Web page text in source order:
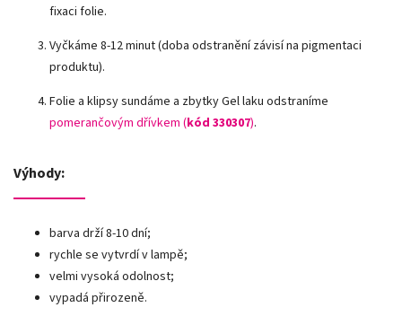
fixaci folie.
Vyčkáme 8-12 minut (doba odstranění závisí na pigmentaci
produktu).
Folie a klipsy sundáme a zbytky Gel laku odstraníme
pomerančovým dřívkem (kód 330307).
Výhody:
barva drží 8-10 dní;
rychle se vytvrdí v lampě;
velmi vysoká odolnost;
vypadá přirozeně.